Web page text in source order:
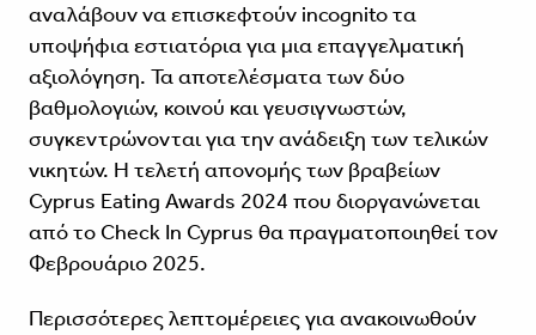
αναλάβουν να επισκεφτούν incognito τα
υποψήφια εστιατόρια για μια επαγγελματική
αξιολόγηση. Τα αποτελέσματα των δύο
βαθμολογιών, κοινού και γευσιγνωστών,
συγκεντρώνονται για την ανάδειξη των τελικών
νικητών. Η τελετή απονομής των βραβείων
Cyprus Eating Awards 2024 που διοργανώνεται
από το Check In Cyprus θα πραγματοποιηθεί τον
Φεβρουάριο 2025.
Περισσότερες λεπτομέρειες για ανακοινωθούν